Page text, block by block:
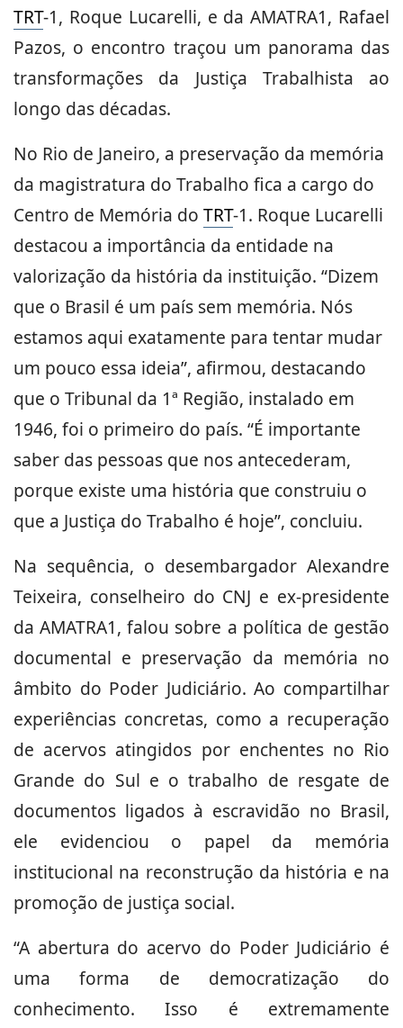
TRT-1, Roque Lucarelli, e da AMATRA1, Rafael
Pazos, o encontro traçou um panorama das
transformações da Justiça Trabalhista ao
longo das décadas.
No Rio de Janeiro, a preservação da memória
da magistratura do Trabalho fica a cargo do
Centro de Memória do TRT-1. Roque Lucarelli
destacou a importância da entidade na
valorização da história da instituição. “Dizem
que o Brasil é um país sem memória. Nós
estamos aqui exatamente para tentar mudar
um pouco essa ideia”, afirmou, destacando
que o Tribunal da 1ª Região, instalado em
1946, foi o primeiro do país. “É importante
saber das pessoas que nos antecederam,
porque existe uma história que construiu o
que a Justiça do Trabalho é hoje”, concluiu.
Na sequência, o desembargador Alexandre
Teixeira, conselheiro do CNJ e ex-presidente
da AMATRA1, falou sobre a política de gestão
documental e preservação da memória no
âmbito do Poder Judiciário. Ao compartilhar
experiências concretas, como a recuperação
de acervos atingidos por enchentes no Rio
Grande do Sul e o trabalho de resgate de
documentos ligados à escravidão no Brasil,
ele evidenciou o papel da memória
institucional na reconstrução da história e na
promoção de justiça social.
“A abertura do acervo do Poder Judiciário é
uma forma de democratização do
conhecimento. Isso é extremamente